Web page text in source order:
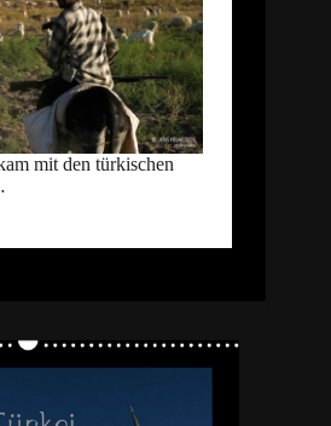
mit den türkischen